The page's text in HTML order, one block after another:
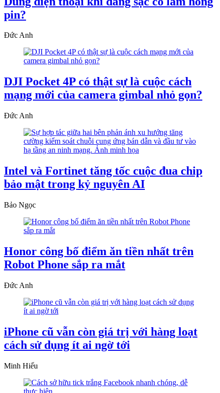
pin?
Đức Anh
DJI Pocket 4P có thật sự là cuộc cách
mạng mới của camera gimbal nhỏ gọn?
Đức Anh
Intel và Fortinet tăng tốc cuộc đua chip
bảo mật trong kỷ nguyên AI
Bảo Ngọc
Honor công bố điểm ăn tiền nhất trên
Robot Phone sắp ra mắt
Đức Anh
iPhone cũ vẫn còn giá trị với hàng loạt
cách sử dụng ít ai ngờ tới
Minh Hiếu